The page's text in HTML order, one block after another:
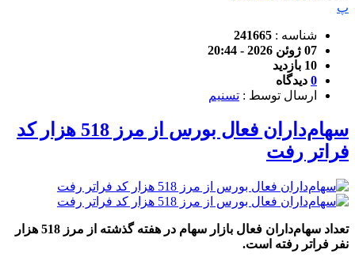
پ
شناسه : 241665
07 ژوئن 2026 - 20:44
10 بازدید
0 دیدگاه
ارسال توسط : تسنیم
سهام‌داران فعال بورس از مرز 518 هزار کد
فراتر رفت
تعداد سهام‌داران فعال بازار سهام در هفته گذشته از مرز 518 هزار
نفر فراتر رفته است.